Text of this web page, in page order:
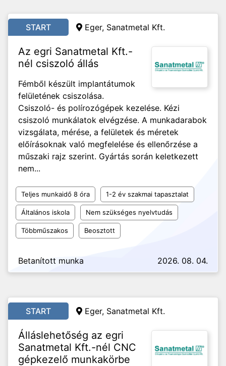
START Eger, Sanatmetal Kft.
Az egri Sanatmetal Kft.-
nél csiszoló állás
Fémből készült implantátumok
felületének csiszolása.
Csiszoló- és polírozógépek kezelése. Kézi
csiszoló munkálatok elvégzése. A munkadarabok
vizsgálata, mérése, a felületek és méretek
előírásoknak való megfelelése és ellenőrzése a
műszaki rajz szerint. Gyártás során keletkezett
nem...
Teljes munkaidő 8 óra 1-2 év szakmai tapasztalat
Általános iskola Nem szükséges nyelvtudás
Többműszakos Beosztott
Betanított munka 2026. 08. 04.
START Eger, Sanatmetal Kft.
Álláslehetőség az egri
Sanatmetal Kft.-nél CNC
gépkezelő munkakörbe